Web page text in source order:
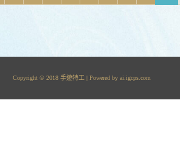
Copyright © 2018 手遊特工 | Powered by ai.igcps.com